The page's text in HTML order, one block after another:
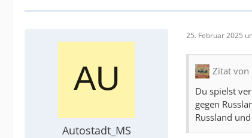
Autostadt_MS
25. Februar 2025
Zitat von
Du spielst
gegen
Russland